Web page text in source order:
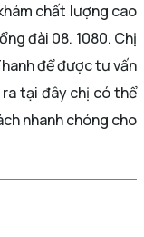
chất lượng cao
đài 08. 1080. Chị
để được tư vấn
tại đây chị có thể
nhanh chóng cho